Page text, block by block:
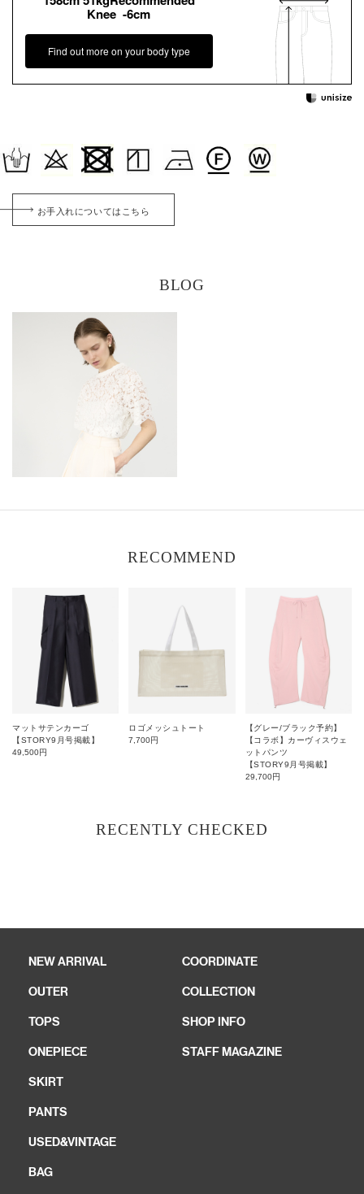
Knee -6cm
Find out more on your body type
お手入れについてはこちら
BLOG
RECOMMEND
マットサテンカーゴ
【STORY9月号掲載】
49,500円
ロゴメッシュトート
7,700円
【グレー/ブラック予約】
【コラボ】カーヴィスウェ
ットパンツ
【STORY9月号掲載】
29,700円
RECENTLY CHECKED
NEW ARRIVAL
OUTER
TOPS
ONEPIECE
SKIRT
PANTS
USED&VINTAGE
BAG
COORDINATE
COLLECTION
SHOP INFO
STAFF MAGAZINE